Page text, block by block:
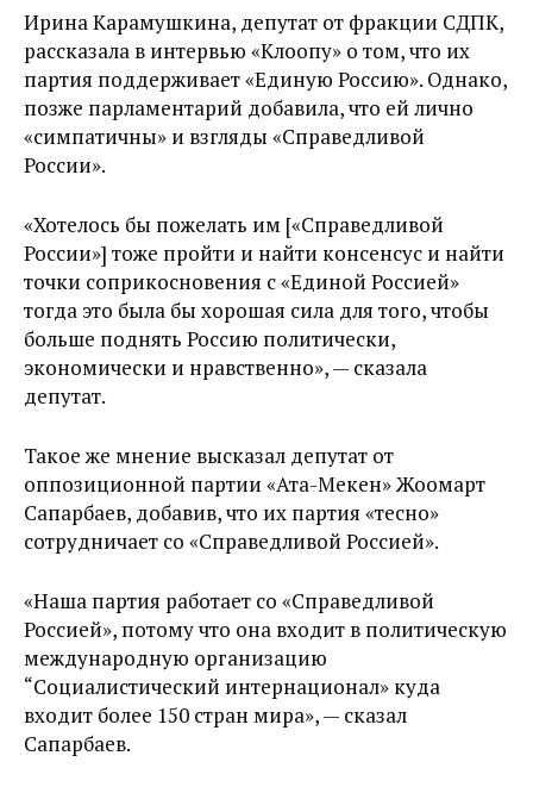
Ирина Карамушкина, депутат от фракции СДПК,
рассказала в интервью «Клоопу» о том, что их
партия поддерживает «Единую Россию». Однако,
позже парламентарий добавила, что ей лично
«симпатичны» и взгляды «Справедливой
России».
«Хотелось бы пожелать им [«Справедливой
России»] тоже пройти и найти консенсус и найти
точки соприкосновения с «Единой Россией»
тогда это была бы хорошая сила для того, чтобы
больше поднять Россию политически,
экономически и нравственно», — сказала
депутат.
Такое же мнение высказал депутат от
оппозиционной партии «Ата-Мекен» Жоомарт
Сапарбаев, добавив, что их партия «тесно»
сотрудничает со «Справедливой Россией».
«Наша партия работает со «Справедливой
Россией», потому что она входит в политическую
международную организацию
“Социалистический интернационал» куда
входит более 150 стран мира», — сказал
Сапарбаев.